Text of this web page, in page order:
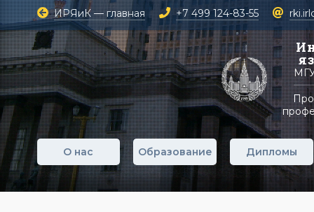
ИРЯиК — главная +7 499 124-83-55
О нас Образование Дипломы